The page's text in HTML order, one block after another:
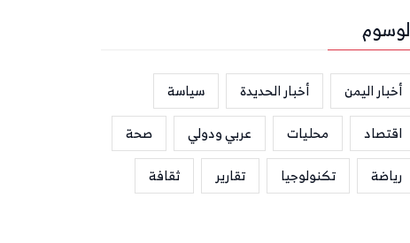
أخبار اليمن أخبار الحديدة
سياسة
اقتصاد
محليات عربي ودولي
صحة
رياضة
تكنولوجيا تقارير ثقافة